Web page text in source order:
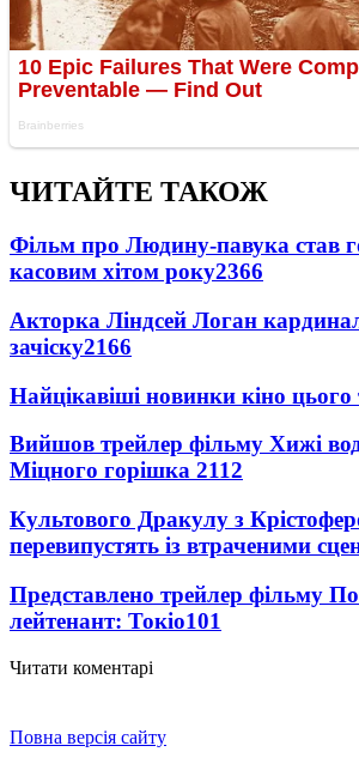
ЧИТАЙТЕ ТАКОЖ
Фільм про Людину-павука став
касовим хітом року2366
Акторка Ліндсей Логан
зачіску2166
Найцікавіші новинки кіно
Вийшов трейлер фільму Хижі
Міцного горішка 2112
Культового Дракулу з
перевипустять із втраченими
Представлено трейлер фільму
лейтенант: Токіо101
Читати коментарі
Повна версія сайту